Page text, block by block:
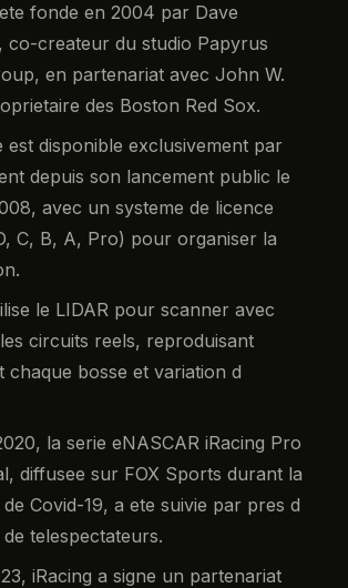
fonde en 2004 par Dave
co-createur du studio Papyrus
en partenariat avec John W.
des Boston Red Sox.
est disponible exclusivement par
depuis son lancement public le
avec un systeme de licence
C, B, A, Pro) pour organiser la
le LIDAR pour scanner avec
circuits reels, reproduisant
chaque bosse et variation d
la serie eNASCAR iRacing Pro
diffusee sur FOX Sports durant la
de Covid-19, a ete suivie par pres d
telespectateurs.
iRacing a signe un partenariat